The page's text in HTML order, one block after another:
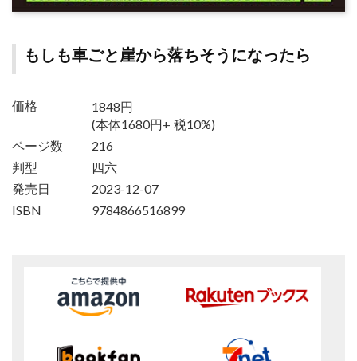
もしも車ごと崖から落ちそうになったら
価格
1848円
(本体1680円+ 税10%)
ページ数
216
判型
四六
発売日
2023-12-07
ISBN
9784866516899